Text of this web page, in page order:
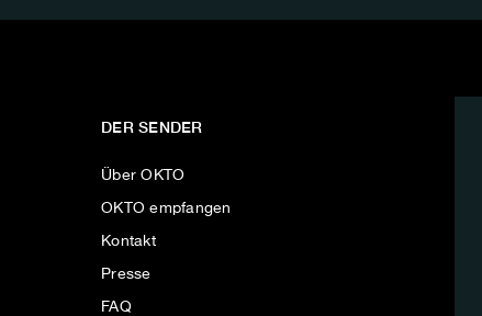
DER SENDER
Über OKTO
OKTO empfangen
Kontakt
Presse
FAQ